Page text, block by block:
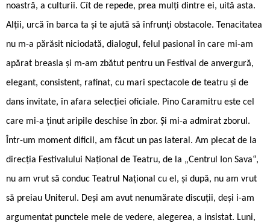
noastră, a culturii. Cît de repede, prea mulți dintre ei, uită asta.
Alții, urcă în barca ta și te ajută să înfrunți obstacole. Tenacitatea
nu m-a părăsit niciodată, dialogul, felul pasional în care mi-am
apărat breasla și m-am zbătut pentru un Festival de anvergură,
elegant, consistent, rafinat, cu mari spectacole de teatru și de
dans invitate, în afara selecției oficiale. Pino Caramitru este cel
care mi-a ținut aripile deschise în zbor. Și mi-a admirat zborul.
Într-um moment dificil, am făcut un pas lateral. Am plecat de la
direcția Festivalului Național de Teatru, de la „Centrul Ion Sava“,
nu am vrut să conduc Teatrul Național cu el, și după, nu am vrut
să preiau Uniterul. Deși am avut nenumărate discuții, deși i-am
argumentat punctele mele de vedere, alegerea, a insistat. Luni,